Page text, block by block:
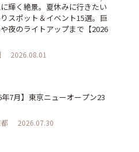
輝く絶景。夏休みに行きたい
スポット＆イベント15選。巨
夜のライトアップまで【2026
2026.08.01
年7月】東京ニューオープン23
2026.07.30